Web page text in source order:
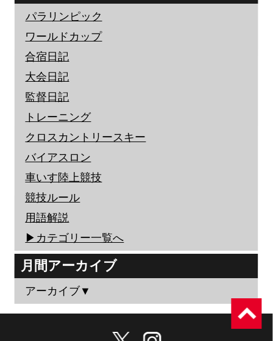
パラリンピック
ワールドカップ
合宿日記
大会日記
監督日記
トレーニング
クロスカントリースキー
バイアスロン
車いす陸上競技
競技ルール
用語解説
▶︎カテゴリー一覧へ
月間アーカイブ
アーカイブ▼